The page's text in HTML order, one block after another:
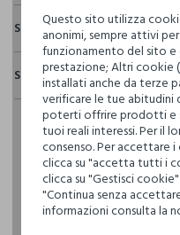
Composizione:
100% COTONE
NON CANDEGGIARE
TEMPERATURA
DELICATA
LAVAGGIO A SECCO
TETRACLOROETILENE
SEGNO F -
Sostenibilità e trasparenza
Sicurezza
Il 100% dei nostri articoli
fisici, per verificarne il
definito per l’uso di
restrittivi rispetto a quelli
internazionale.
Clicca qui per vedere i
I nostri fornitori
Spedizione e resi
Hai fino a 30 giorni dalla
cambiare idea e restituire
Questo sito utilizza
anonimi, sempre attivi
funzionamento del sito e
prestazione; Altri cookie
installati anche da terze
verificare le tue abitudini
poterti offrire prodotti e
tuoi reali interessi. Per il
consenso. Per accettare
clicca su "accetta tutti i
clicca su "Gestisci
"Continua senza
informazioni consulta la